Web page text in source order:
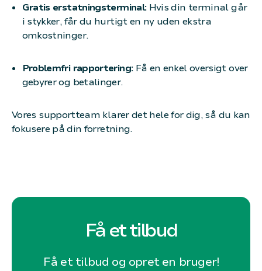
Gratis erstatningsterminal:Hvis din terminal går
i stykker, får du hurtigt en ny uden ekstra
omkostninger.
Problemfri rapportering:Få en enkel oversigt over
gebyrer og betalinger.
Vores supportteam klarer det hele for dig, så du kan
fokusere på din forretning.
Få et tilbud
Få et tilbud og opret en bruger!